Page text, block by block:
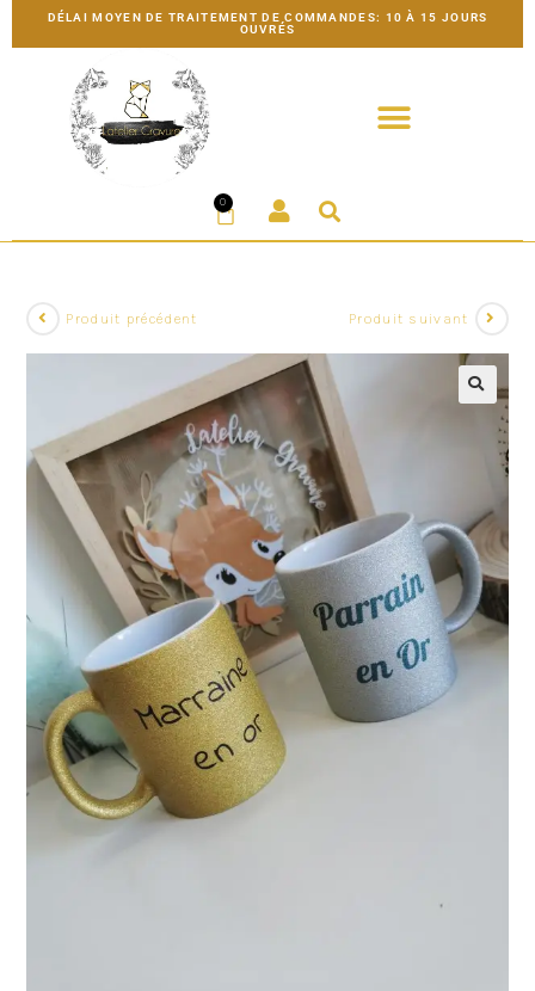
DÉLAI MOYEN DE TRAITEMENT DE COMMANDES: 10 À 15 JOURS
OUVRÉS
0
Produit précédent Produit suivant